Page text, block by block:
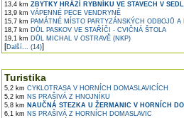
13,4 km ZBYTKY HRÁZÍ RYBNÍKU VE STAVECH V
13,9 km VÁPENNÉ PECE VENDRYNĚ
15,7 km PAMÁTNÉ MÍSTO PARTYZÁNSKÝCH ODBOJŮ
18,7 km DŮL PASKOV VE STAŘÍČI - CVIČNÁ ŠTOLA
19,1 km DŮL MICHAL V OSTRAVĚ (NKP)
[Další... (14)]
Turistika
5,2 km CYKLOTRASA V HORNÍCH DOMASLAVICÍCH
5,2 km NS PRAŠIVÁ Z HNOJNÍKU
5,8 km NAUČNÁ STEZKA U ŽERMANIC V HORNÍCH
6,1 km NS PRAŠIVÁ Z HORNÍCH DOMASLAVIC